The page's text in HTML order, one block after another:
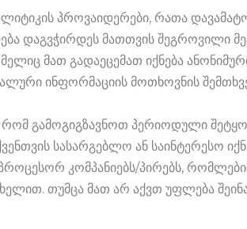
პროვაიდერები, რათა
დაგვჭირდეს მათთვის შეგროვილი
მათ გადაეცემათ იქნება
ინფორმაციის მოთხოვნის
გამოგიგზავნოთ პერიოდული
სასარგებლო ან საინტერესო
კომპანიებს/პირებს,
თუმცა მათ არ აქვთ უფლება